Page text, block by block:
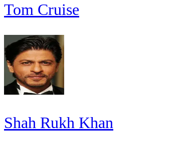
Tom Cruise
Shah Rukh Khan